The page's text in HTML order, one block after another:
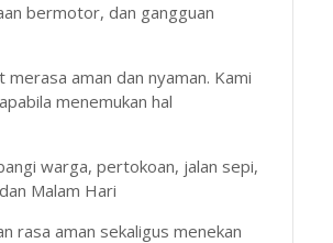
bermotor, dan gangguan
aman dan nyaman. Kami
menemukan hal
warga, pertokoan, jalan sepi,
Malam Hari
rasa aman sekaligus menekan